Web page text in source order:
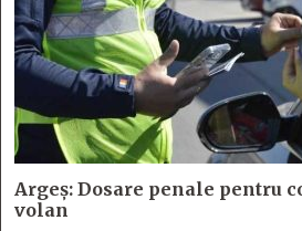
Argeș: Dosare penale pentru
volan